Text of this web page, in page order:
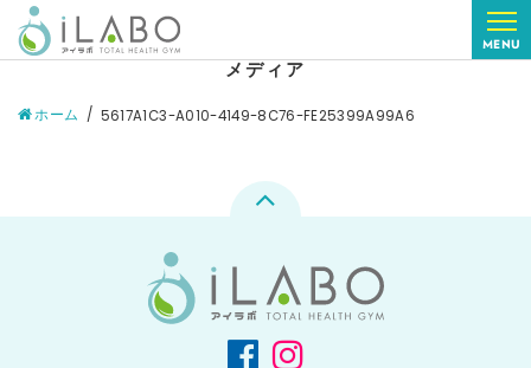
MENU
メディア
ホーム 5617A1C3-A010-4149-8C76-FE25399A99A6